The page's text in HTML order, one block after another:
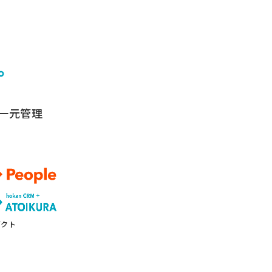
元管理
ト